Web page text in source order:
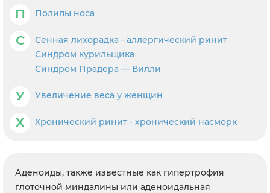
П Полипы носа
С
Сенная лихорадка - аллергический ринит
Синдром курильщика
Синдром Прадера — Вилли
У Увеличение веса у женщин
Х Хронический ринит - хронический насморк
Аденоиды, также известные как гипертрофия
глоточной миндалины или аденоидальная